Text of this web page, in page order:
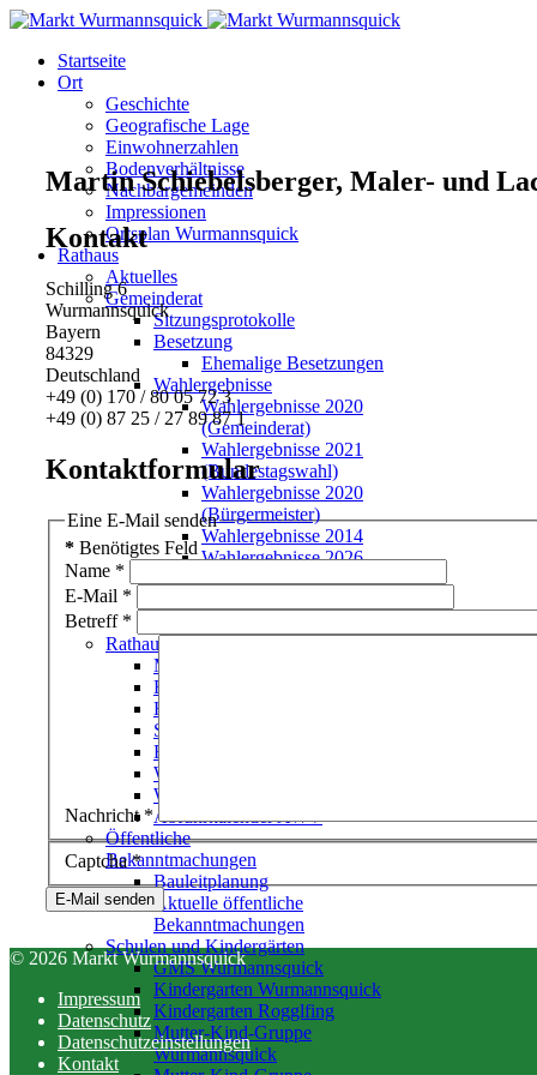
Startseite
Ort
Geschichte
Geografische Lage
Einwohnerzahlen
Bodenverhältnisse
Nachbargemeinden
Impressionen
Ortsplan Wurmannsquick
Rathaus
Aktuelles
Gemeinderat
Sitzungsprotokolle
Besetzung
Ehemalige Besetzungen
Wahlergebnisse
Wahlergebnisse 2020
(Gemeinderat)
Wahlergebnisse 2021
(Bundestagswahl)
Wahlergebnisse 2020
(Bürgermeister)
Wahlergebnisse 2014
Wahlergebnisse 2026
(Bürgermeister)
Rathaus
Marktverwaltung
Bürgerservice
Heiraten in Wurmannsquick
Satzungen
Bauhof
Wasserwerk & Kläranlagen
Wertstoffhof
Abfuhrkalender AWV
Öffentliche
Bekanntmachungen
Bauleitplanung
Aktuelle öffentliche
Bekanntmachungen
Schulen und Kindergärten
GMS Wurmannsquick
Kindergarten Wurmannsquick
Kindergarten Rogglfing
Mutter-Kind-Gruppe
Wurmannsquick
Martin Schiebelsberger, Maler- und
Kontakt
Schilling 6
Wurmannsquick
Bayern
84329
Deutschland
+49 (0) 170 / 80 05 72 3
+49 (0) 87 25 / 27 89 87 1
Kontaktformular
Eine E-Mail senden
* Benötigtes Feld
Name *
E-Mail *
Betreff*
Nachricht*
Captcha*
E-Mail senden
© 2026 Markt Wurmannsquick
Impressum
Datenschutz
Datenschutzeinstellungen
Kontakt